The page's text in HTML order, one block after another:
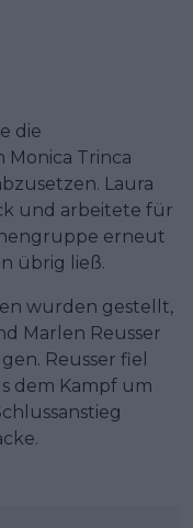
die
Trinca
Laura
und arbeitete für
erneut
übrig ließ.
wurden gestellt,
Marlen Reusser
Reusser fiel
dem Kampf um